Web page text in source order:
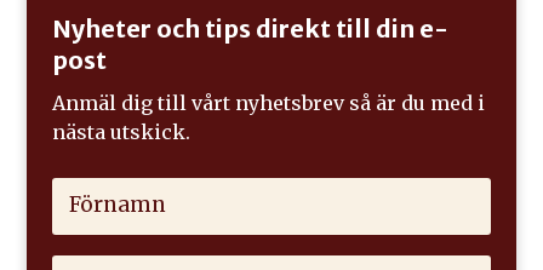
Nyheter och tips direkt till din e-
post
Anmäl dig till vårt nyhetsbrev så är du med i
nästa utskick.